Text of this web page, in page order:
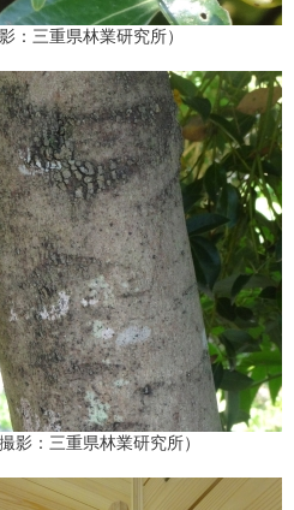
：三重県林業研究所）
影：三重県林業研究所）